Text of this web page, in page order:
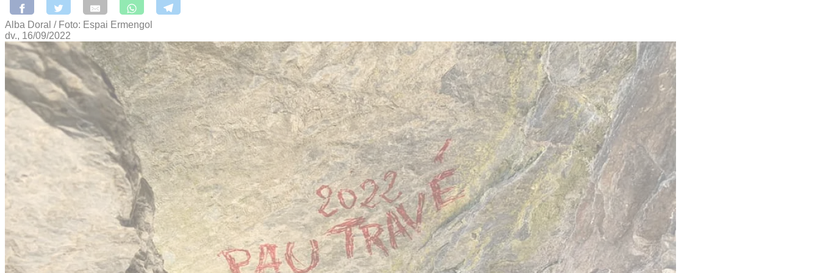
Alba Doral / Foto: Espai Ermengol
dv., 16/09/2022